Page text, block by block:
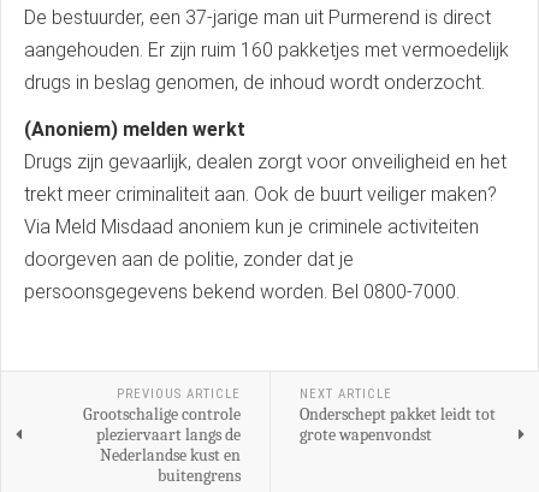
De bestuurder, een 37-jarige man uit Purmerend is direct
aangehouden. Er zijn ruim 160 pakketjes met vermoedelijk
drugs in beslag genomen, de inhoud wordt onderzocht.
(Anoniem) melden werkt
Drugs zijn gevaarlijk, dealen zorgt voor onveiligheid en het
trekt meer criminaliteit aan. Ook de buurt veiliger maken?
Via Meld Misdaad anoniem kun je criminele activiteiten
doorgeven aan de politie, zonder dat je
persoonsgegevens bekend worden. Bel 0800-7000.
PREVIOUS ARTICLE
Grootschalige controle
pleziervaart langs de
Nederlandse kust en
buitengrens
NEXT ARTICLE
Onderschept pakket leidt tot
grote wapenvondst